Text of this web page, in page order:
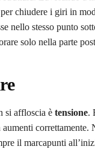
chiudere i giri in
nello stesso punto
solo nella parte
si affloscia è tensione.
il marcapunti